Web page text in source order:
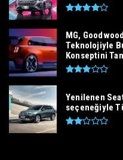
MG,
Teknolojiyle
Konseptini
Yenilenen
seçeneğiyle